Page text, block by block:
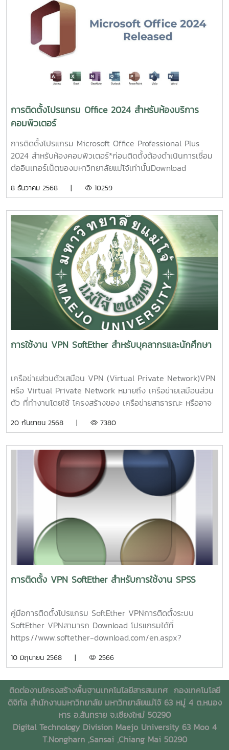
ติดตั้ง:1. กดShift + F10เพื่อเปิด Command Prompt
พิมพ์regeditแล้วกด Enter2. ไป
ที่HKEY_LOCAL_MACHINE\SYSTEM\Setup สร้าง Key ใหม่
ชื่อLabConfig3.ในLabConfigสร้าง DWORD (32-bit) ค่า
ชื่อBypassTPMCheckBypassSecureBootCheckและ
ค่าเป็น 14. ออกจาก Registry Editor กด back กลับไปแล้วกด
Next ใหม่ จะสามารถติดตั้งได้
การติดตั้งโปรแกรม Office 2024 สำหรับห้องบริการ
คอมพิวเตอร์
การติดตั้งโปรแกรม Microsoft Office Professional Plus
2024 สำหรับห้องคอมพิวเตอร์*ก่อนติดตั้งต้องดำเนินการเชื่อม
ต่ออินเทอร์เน็ตของมหาวิทยาลัยแม่โจ้เท่านั้นDownload
โดยคลิ๊กขวา เลือก Run as administrator2. Step 1 ทำการ
ต่อเครือข่ายภายในมหาวิทยาลัย)3. Step 2 ทำการติดตั้ง
Office20244. Step 3 ทำการ Activate Key5. การติดตั้ง
โปรแกรมเสร็จสมบูรณ์ ทำการปิดโปรแกรม Word แล้วเข้าใช้งาน
ใหมุ่6. การติดตั้งเสร็จสิ้น
8 ธันวาคม 2568 | 10259
การใช้งาน VPN SoftEther สำหรับบุคลากรและนักศึกษา
เครือข่ายส่วนตัวเสมือน VPN (Virtual Private Network)VPN
หรือ Virtual Private Network หมายถึง เครือข่ายเสมือนส่วน
ตัว ที่ทำงานโดยใช้ โครงสร้างของ เครือข่ายสาธารณะ หรืออาจ
เฉพาะ ขององค์กรได้ ด้วยการ เข้ารหัสแพ็กเก็ตก่อนส่ง เพื่อให้
ข้อมูล มีความปลอดภัยนั้น ก็มีอยู่หลายกลไกด้วยกัน ซึ่งวิธีเข้า
รหัสข้อมูล (encryption) จะทำกันที่เลเยอร์ 2 คือ Data Link
Layer แต่ปัจจุบัน มีการเข้ารหัสใน IP Layer โดยมักใช้เทคโนโลยี
IPSec (IP Security)ปกติแล้ว VPN ถูกนำมาใช้กับองค์กรขนาด
ใหญ่ ที่มีสาขาอยู่ตามที่ต่างๆ และต้องการ ต่อเชื่อมเข้าหากัน โดย
หรือคนที่เกี่ยวข้องด้วย เช่น ลูกค้า, ซัพพลายเออร์ เป็นต้น
นอกจากนี้แล้ว กลไกในการสร้างโครงข่าย VPN อีกประเภทหนึ่ง
คือ MPLS (Multiprotocal Label Switch) เป็นวิธีในการส่งแพ็ก
เก็ต โดยการใส่ label ที่ส่วนหัว ของข้อความ และค่อยเข้ารหัส
ข้อมูล จากนั้น จึงส่งไปยังจุดหมายปลายทาง เมื่อถึงปลายทาง ก็
จะถอดรหัสที่ส่วนหัวออก วิธีการนี้ ช่วยให้ผู้วางระบบเครือข่าย
ได้ประโยชน์ที่ได้รับจาก VPN ประโยชน์ของ การติดตั้งเครือข่าย
แบบ VPN จะช่วยองค์กร ประหยัดค่าใช้จ่าย เพราะไม่ว่าผู้ใช้
องค์กร จะอยู่ที่ใดในโลก ก็สามารถเข้าถึง เครือข่าย VPN ของ
ลด ค่าใช้จ่าย ในการติดต่อสื่อสาร และสามารถ ลดค่าใช้จ่ายใน
สามารถ ให้ความคล่องตัว ในการเปลี่ยนแปลง เช่น การขยาย
เครือข่าย ในอนาคต นอกจากนี้แล้ว ในแง่ของ ผู้ให้บริการ
อินเทอร์เน็ต การออกบริการ VPN ก็เป็นอีกทางเลือกหนึ่ง ที่ช่วย
ให้ ลูกค้าของไอเอสพี ประหยัดค่าใช้จ่าย และสะดวกสบายมากขึ้น
ระบบปฏิบัติการ Windowsคู่มือการติดตั้งระบบ VPN บน
Windows 10คู่มือการติดตั้งระบบ VPN บน Windows 11คู่มือ
20 กันยายน 2568 | 7380
การติดตั้ง VPN SoftEther สำหรับการใช้งาน SPSS
คู่มือการติดตั้งโปรแกรม SoftEther VPNการติดตั้งระบบ
SoftEther VPNสามารถ Download โปรแกรมได้ที่
https://www.softether-download.com/en.aspx?
VPN ClientSelect Platform เลือก Windowsทำการ
9807, rtm)เมื่อทำการ Download โปรแกรมเสร็จแล้ว ดับเบิล
คลิกโปรแกรมเพื่อติดตั้ง3. ติดตั้งโปรแกรม กด Next4. ทำการ
ติดตั้ง SoftEther VPN Client แล้วกด Next5. ยอมรับการติด
ตั้งโปรแกรมเลือก I agree to the End User License
Agreement. แล้วกด Next6. กด Next7. เลือกตำแหน่งการติด
10 มิถุนายน 2568 | 2566
ติดต่องานโครงสร้างพื้นฐานเทคโนโลยีสารสนเทศ กองเทคโนโลยี
ดิจิทัล สำนักงานมหาวิทยาลัย มหาวิทยาลัยแม่โจ้ 63 หมู่ 4 ต.หนอง
หาร อ.สันทราย จ.เชียงใหม่ 50290
Digital Technology Division Maejo University 63 Moo 4
T.Nongharn ,Sansai ,Chiang Mai 50290